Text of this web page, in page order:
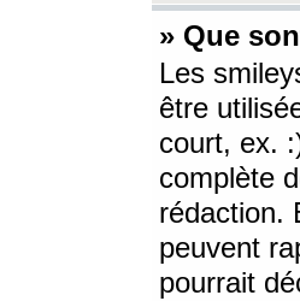
» Que
Les
être
court, ex.
complète
rédaction.
peuvent
pourrait